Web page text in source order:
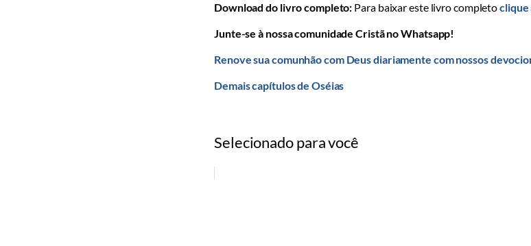
Download do livro completo: Para baixar este livro completoclique
Junte-se à nossa comunidade Cristã no Whatsapp!
Renove sua comunhão com Deus diariamente com nossos
Demais capítulos de Oséias
Selecionado para você